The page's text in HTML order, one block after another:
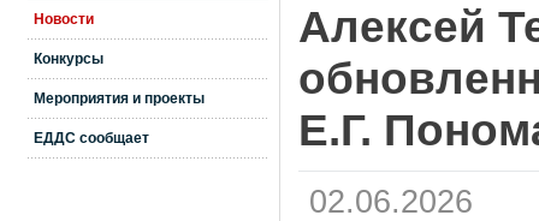
Новости
Конкурсы
Мероприятия и проекты
ЕДДС сообщает
Алексей
Е.Г.
02.06.2026